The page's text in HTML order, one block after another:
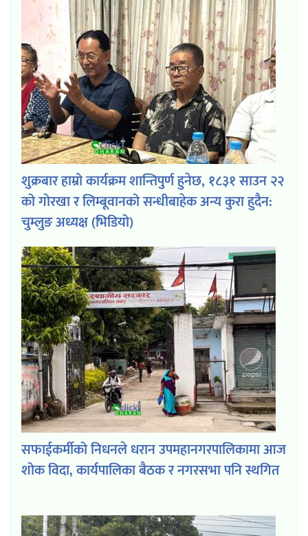
शुक्रबार हाम्रो कार्यक्रम शान्तिपुर्ण हुनेछ, १८३१ साउन २२
को गोरखा र लिम्बूवानको सन्धीबाहेक अन्य कुरा हुदैन:
चुम्लुङ अध्यक्ष (भिडियो)
सफाईकर्मीको निधनले धरान उपमहानगरपालिकामा आज
शोक विदा, कार्यपालिका बैठक र नगरसभा पनि स्थगित